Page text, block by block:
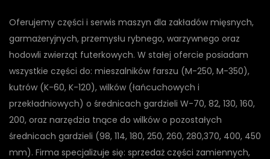
Oferujemy części i serwis maszyn dla zakładów mięsnych,
garmażeryjnych, przemysłu rybnego, warzywnego oraz
hodowli zwierząt futerkowych. W stałej ofercie posiadam
wszystkie części do: mieszalników farszu (M-250, M-350),
kutrów (K-60, K-120), wilków (łańcuchowych i
przekładniowych) o średnicach gardzieli W-70, 82, 130, 160,
200, oraz narzędzia tnące do wilków o pozostałych
średnicach gardzieli (98, 114, 180, 250, 260, 280,370, 400, 450
mm). Firma specjalizuje się: sprzedaż części zamiennych,